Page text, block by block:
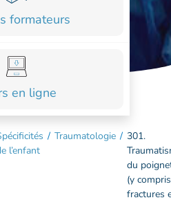
formateurs
en ligne
l’enfant
/ Traumatologie / 301.
du
(y compris
fractures